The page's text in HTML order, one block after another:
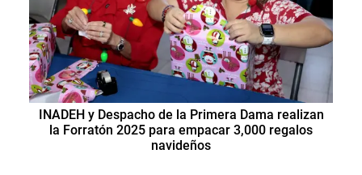
INADEH y Despacho de la Primera Dama realizan
la Forratón 2025 para empacar 3,000 regalos
navideños